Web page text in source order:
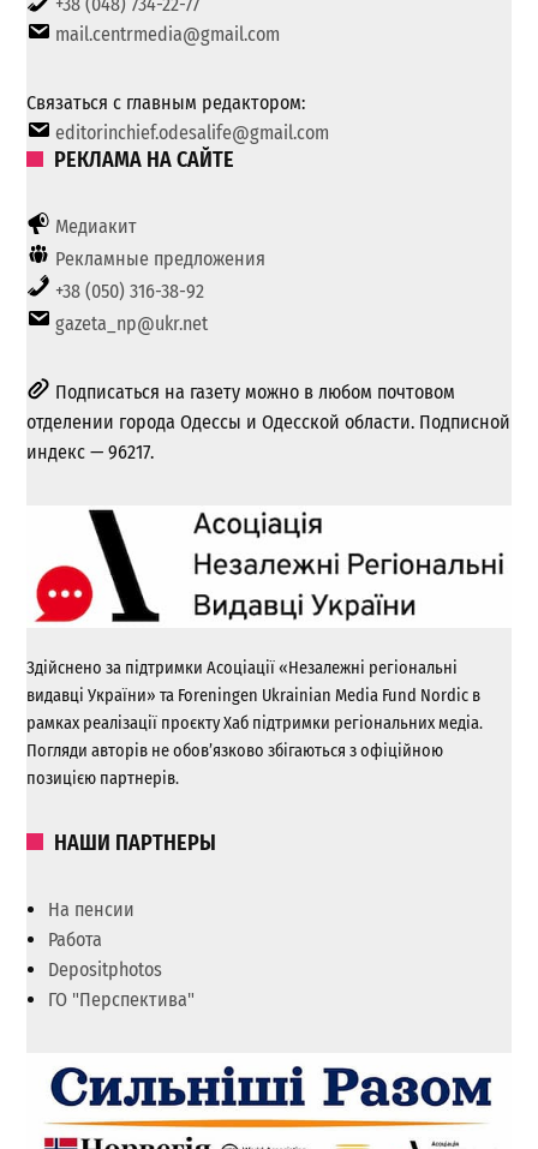
mail.centrmedia@gmail.com
Связаться с главным редактором:
editorinchief.odesalife@gmail.com
РЕКЛАМА НА САЙТЕ
Медиакит
Рекламные предложения
+38 (050) 316-38-92
gazeta_np@ukr.net
Подписаться на газету можно в любом почтовом
отделении города Одессы и Одесской области. Подписной
индекс — 96217.
Здійснено за підтримки Асоціації «Незалежні регіональні
видавці України» та Foreningen Ukrainian Media Fund Nordic в
рамках реалізації проєкту Хаб підтримки регіональних медіа.
Погляди авторів не обов’язково збігаються з офіційною
позицією партнерів.
НАШИ ПАРТНЕРЫ
На пенсии
Работа
Depositphotos
ГО "Перспектива"